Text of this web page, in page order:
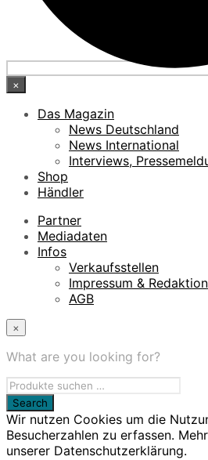
×
Das Magazin
News Deutschland
News International
Interviews,
Shop
Händler
Partner
Mediadaten
Infos
Verkaufsstellen
Impressum & Redaktion
AGB
×
What are you looking for?
Wir nutzen Cookies um die
Besucherzahlen zu erfassen.
unserer Datenschutzerklärung.